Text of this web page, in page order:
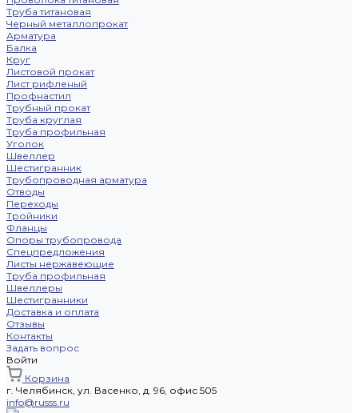
Труба титановая
Черный металлопрокат
Арматура
Балка
Круг
Листовой прокат
Лист рифленый
Профнастил
Трубный прокат
Труба круглая
Труба профильная
Уголок
Швеллер
Шестигранник
Трубопроводная арматура
Отводы
Переходы
Тройники
Фланцы
Опоры трубопровода
Спецпредложения
Листы нержавеющие
Труба профильная
Швеллеры
Шестигранники
Доставка и оплата
Отзывы
Контакты
Задать вопрос
Войти
Корзина
г. Челябинск, ул. Васенко, д. 96, офис 505
info@russs.ru